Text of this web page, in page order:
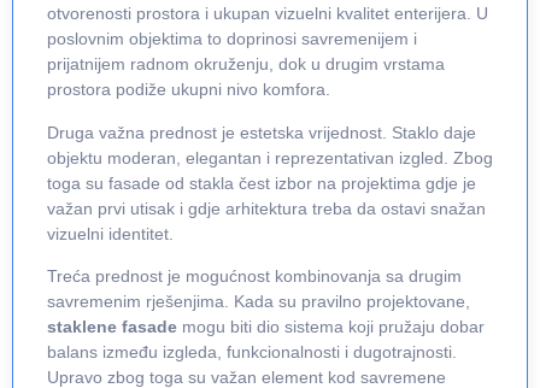
otvorenosti prostora i ukupan vizuelni kvalitet enterijera. U
poslovnim objektima to doprinosi savremenijem i
prijatnijem radnom okruženju, dok u drugim vrstama
prostora podiže ukupni nivo komfora.
Druga važna prednost je estetska vrijednost. Staklo daje
objektu moderan, elegantan i reprezentativan izgled. Zbog
toga su fasade od stakla čest izbor na projektima gdje je
važan prvi utisak i gdje arhitektura treba da ostavi snažan
vizuelni identitet.
Treća prednost je mogućnost kombinovanja sa drugim
savremenim rješenjima. Kada su pravilno projektovane,
staklene fasade mogu biti dio sistema koji pružaju dobar
balans između izgleda, funkcionalnosti i dugotrajnosti.
Upravo zbog toga su važan element kod savremene